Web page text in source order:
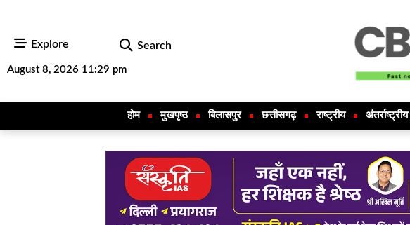
Explore Search
August 8, 2026 11:29 pm
होम मुखपृष्ठ बिलासपुर छत्तीसगढ़ राष्ट्रीय अंतर्राष्ट्रीय